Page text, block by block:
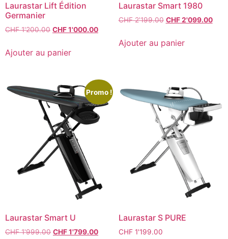
Laurastar Lift Édition
Germanier
CHF1'200.00 CHF1'000.00
Ajouter au panier
Laurastar Smart 1980
CHF2'199.00 CHF2'099.00
Ajouter au panier
Promo !
Laurastar Smart U
CHF1'999.00 CHF1'799.00
Laurastar S PURE
CHF1'199.00